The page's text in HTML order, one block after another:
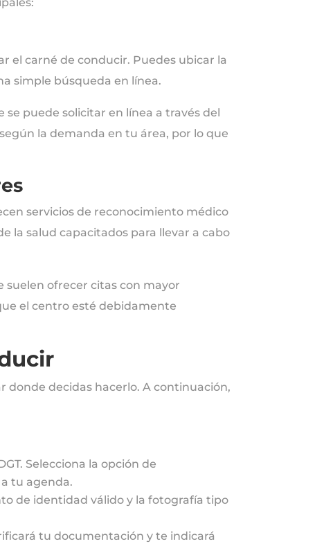
el carné de conducir. Puedes ubicar la
simple búsqueda en línea.
puede solicitar en línea a través del
la demanda en tu área, por lo que
servicios de reconocimiento médico
la salud capacitados para llevar a cabo
suelen ofrecer citas con mayor
el centro esté debidamente
decidas hacerlo. A continuación,
Selecciona la opción de
tu agenda.
de identidad válido y la fotografía tipo
tu documentación y te indicará